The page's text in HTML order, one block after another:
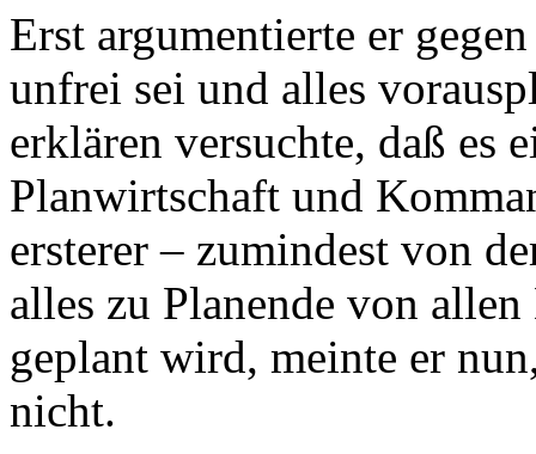
Erst argumentierte er
unfrei sei und alles
erklären versuchte, daß es
Planwirtschaft und
ersterer – zumindest von
alles zu Planende von
geplant wird, meinte er
nicht.